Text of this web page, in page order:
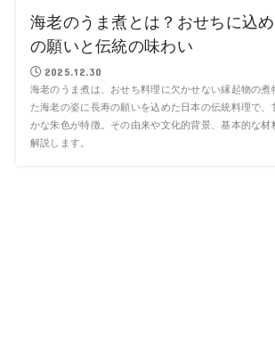
海老のうま煮とは？おせちに込
の願いと伝統の味わい
2025.12.30
海老のうま煮は、おせち料理に欠かせない縁起物の煮
た海老の姿に長寿の願いを込めた日本の伝統料理で
かな朱色が特徴。その由来や文化的背景、基本的な材
解説します。